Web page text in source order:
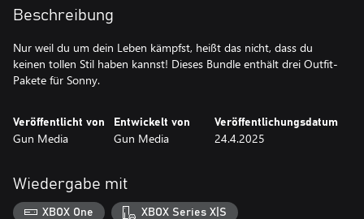
Beschreibung
Nur weil du um dein Leben kämpfst, heißt das nicht, dass du
keinen tollen Stil haben kannst! Dieses Bundle enthält drei Outfit-
Pakete für Sonny.
Veröffentlicht von
Gun Media
Entwickelt von
Gun Media
Veröffentlichungsdatum
24.4.2025
Wiedergabe mit
XBOX One XBOX Series X|S